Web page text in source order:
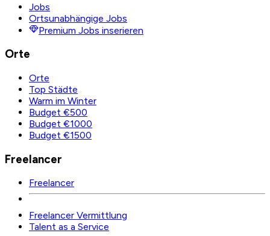
Jobs
Ortsunabhängige Jobs
Premium Jobs inserieren
Orte
Orte
Top Städte
Warm im Winter
Budget €500
Budget €1000
Budget €1500
Freelancer
Freelancer
Freelancer Vermittlung
Talent as a Service